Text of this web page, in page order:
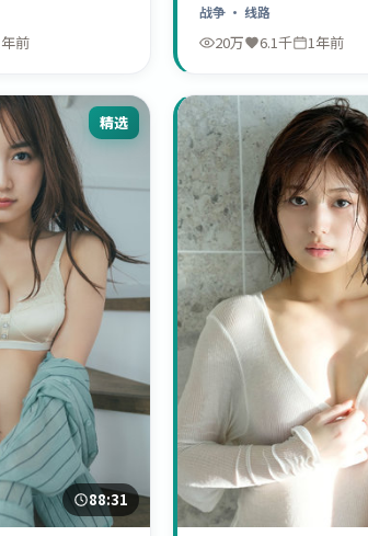
前
战争 · 线路
20万 6.1千 1年前
精选
88:31